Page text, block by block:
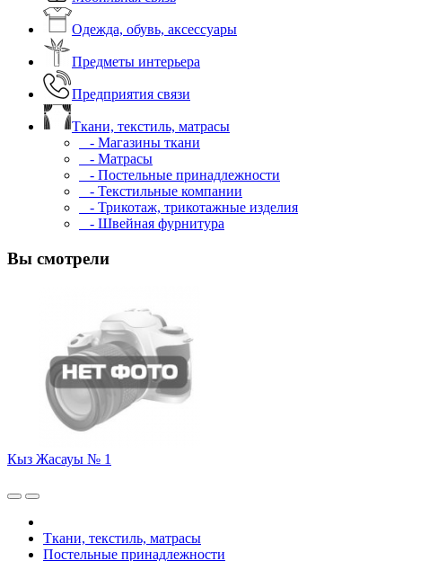
Одежда, обувь, аксессуары
Предметы интерьера
Предприятия связи
Ткани, текстиль, матрасы
- Магазины ткани
- Матрасы
- Постельные принадлежности
- Текстильные компании
- Трикотаж, трикотажные изделия
- Швейная фурнитура
Вы смотрели
Кыз Жасауы № 1
Ткани, текстиль, матрасы
Постельные принадлежности